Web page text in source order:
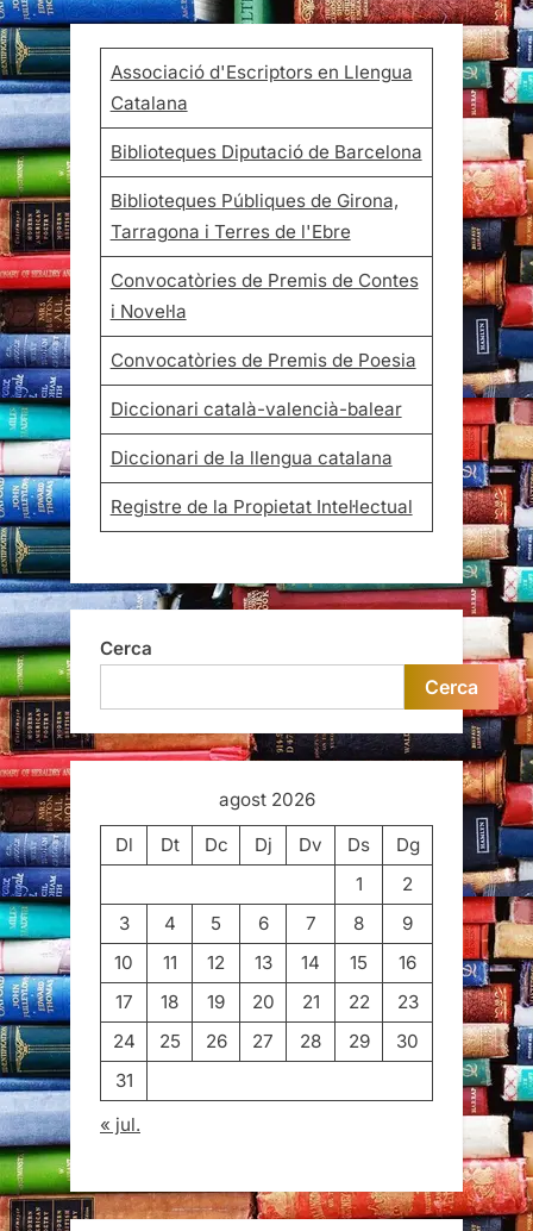
Associació d'Escriptors en Llengua
Catalana
Biblioteques Diputació de Barcelona
Biblioteques Públiques de Girona,
Tarragona i Terres de l'Ebre
Convocatòries de Premis de Contes
i Novel·la
Convocatòries de Premis de Poesia
Diccionari català-valencià-balear
Diccionari de la llengua catalana
Registre de la Propietat Intel·lectual
Cerca
Cerca
agost 2026
Dl
Dt Dc Dj Dv Ds
Dg
1
2
3
4 5 6 7 8
9
10
11 12 13 14 15
16
17
18 19 20 21 22
23
24
25 26 27 28 29
30
31
« jul.